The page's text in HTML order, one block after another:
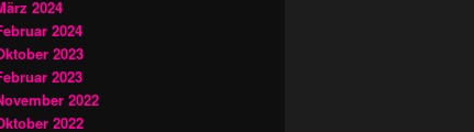
2024
2024
2023
2023
2022
2022